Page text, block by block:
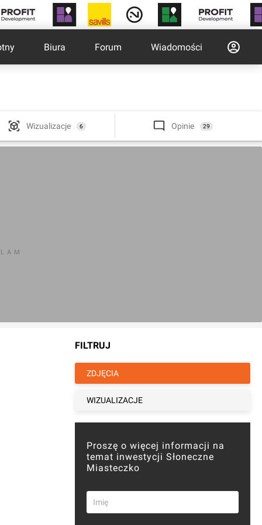
Biura Forum Wiadomości
Wizualizacje 6 Opinie 29
FILTRUJ
ZDJĘCIA
WIZUALIZACJE
Proszę o więcej informacji na
temat inwestycji Słoneczne
Miasteczko